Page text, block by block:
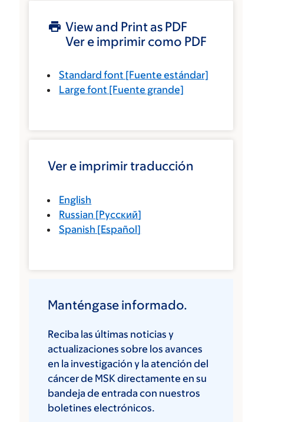
View and Print as PDF
Ver e imprimir como PDF
Standard font [Fuente estándar]
Large font [Fuente grande]
Ver e imprimir traducción
English
Russian [Русский]
Spanish [Español]
Manténgase informado.
Reciba las últimas noticias y
actualizaciones sobre los avances
en la investigación y la atención del
cáncer de MSK directamente en su
bandeja de entrada con nuestros
boletines electrónicos.